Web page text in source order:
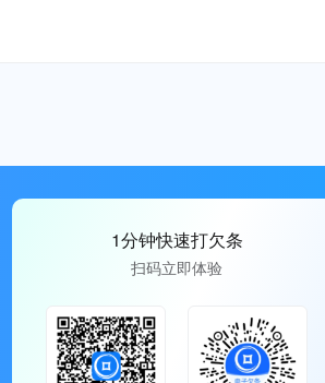
1分钟快速打欠条
扫码立即体验